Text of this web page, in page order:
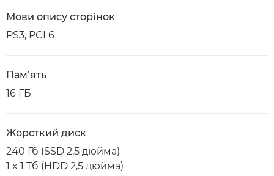
Мови опису сторінок
PS3, PCL6
Пам’ять
16 ГБ
Жорсткий диск
240 Гб (SSD 2,5 дюйма)
1 x 1 Тб (HDD 2,5 дюйма)